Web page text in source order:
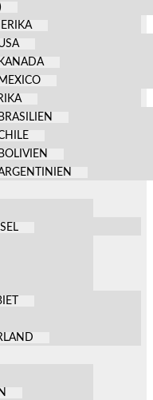
KANADA
MEXICO
BRASILIEN
BOLIVIEN